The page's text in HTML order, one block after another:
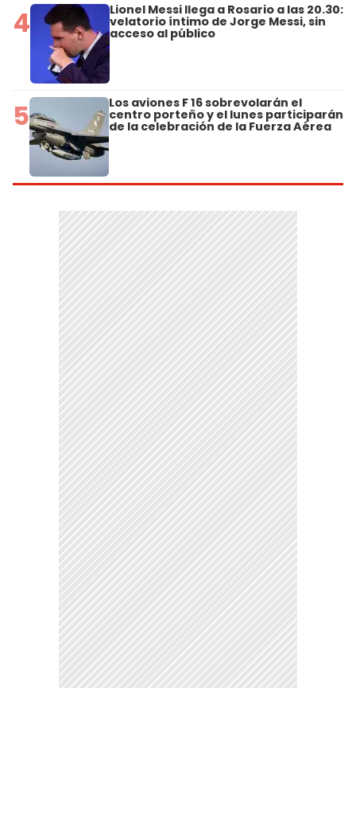
4 Lionel Messi llega a Rosario a las 20.30:
velatorio íntimo de Jorge Messi, sin
acceso al público
5 Los aviones F 16 sobrevolarán el
centro porteño y el lunes participarán
de la celebración de la Fuerza Aérea